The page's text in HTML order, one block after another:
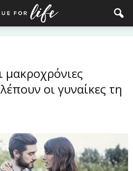
μακροχρόνιες
οι γυναίκες τη